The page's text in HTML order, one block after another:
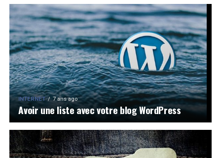
INTERNET 7 ans ago
Avoir une liste avec votre blog WordPress